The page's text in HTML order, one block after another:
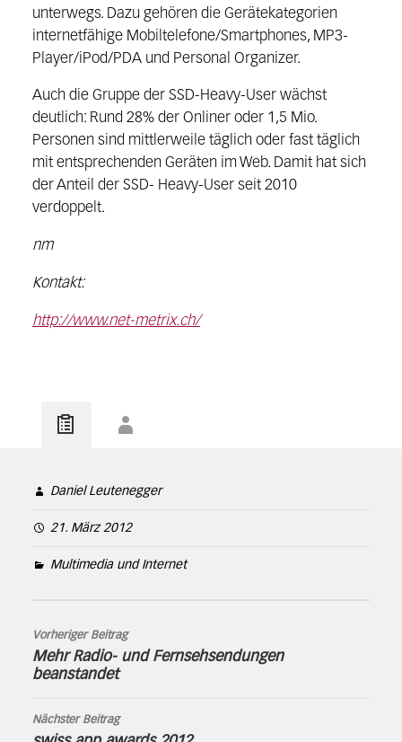
unterwegs. Dazu gehören die Gerätekategorien
internetfähige Mobiltelefone/Smartphones, MP3-
Player/iPod/PDA und Personal Organizer.
Auch die Gruppe der SSD-Heavy-User wächst
deutlich: Rund 28% der Onliner oder 1,5 Mio.
Personen sind mittlerweile täglich oder fast täglich
mit entsprechenden Geräten im Web. Damit hat sich
der Anteil der SSD- Heavy-User seit 2010
verdoppelt.
nm
Kontakt:
http://www.net-metrix.ch/
Daniel Leutenegger
21. März 2012
Multimedia und Internet
Vorheriger Beitrag
Mehr Radio- und Fernsehsendungen
beanstandet
Nächster Beitrag